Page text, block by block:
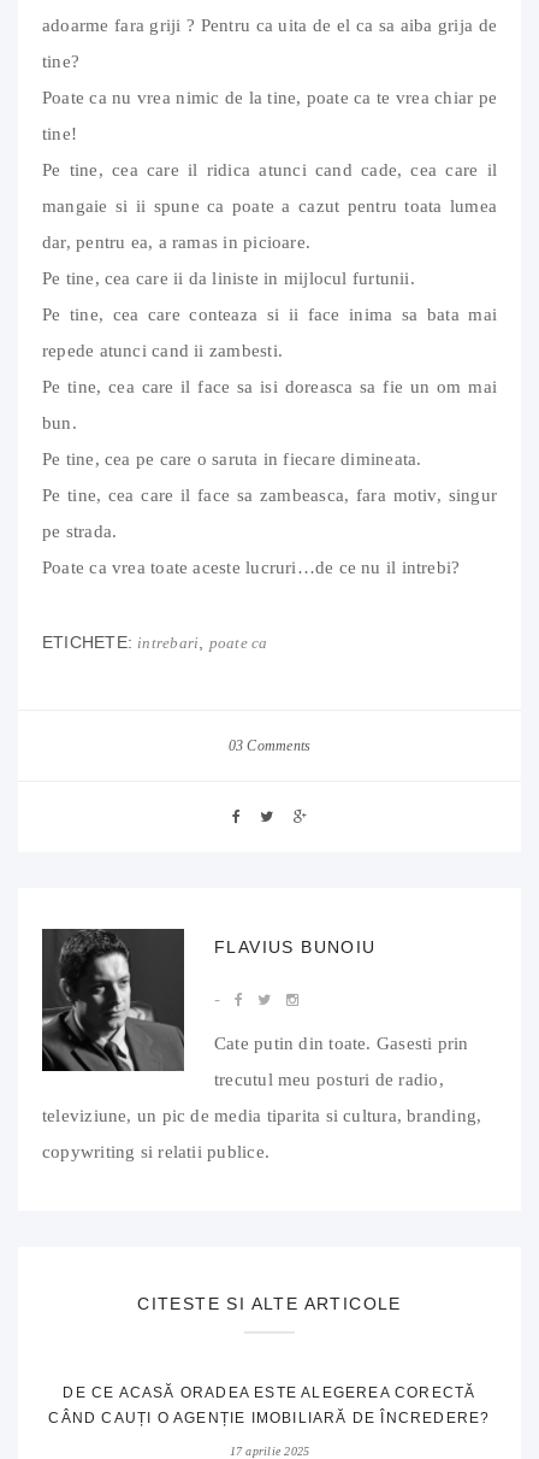
adoarme fara griji ? Pentru ca uita de el ca sa aiba grija de
tine?
Poate ca nu vrea nimic de la tine, poate ca te vrea chiar pe
tine!
Pe tine, cea care il ridica atunci cand cade, cea care il
mangaie si ii spune ca poate a cazut pentru toata lumea
dar, pentru ea, a ramas in picioare.
Pe tine, cea care ii da liniste in mijlocul furtunii.
Pe tine, cea care conteaza si ii face inima sa bata mai
repede atunci cand ii zambesti.
Pe tine, cea care il face sa isi doreasca sa fie un om mai
bun.
Pe tine, cea pe care o saruta in fiecare dimineata.
Pe tine, cea care il face sa zambeasca, fara motiv, singur
pe strada.
Poate ca vrea toate aceste lucruri…de ce nu il intrebi?
ETICHETE: intrebari poate ca
03 Comments
FLAVIUS BUNOIU
Cate putin din toate. Gasesti prin
trecutul meu posturi de radio,
televiziune, un pic de media tiparita si cultura, branding,
copywriting si relatii publice.
CITESTE SI ALTE ARTICOLE
DE CE ACASĂ ORADEA ESTE ALEGEREA CORECTĂ
CÂND CAUȚI O AGENȚIE IMOBILIARĂ DE ÎNCREDERE?
17 aprilie 2025